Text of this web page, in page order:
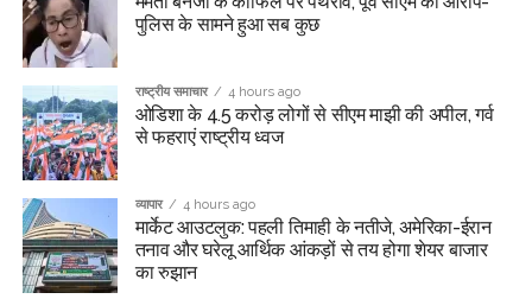
पुलिस के सामने हुआ सब कुछ
राष्ट्रीय समाचार 4 hours ago
ओडिशा के 4.5 करोड़ लोगों से सीएम माझी की अपील, गर्व
से फहराएं राष्ट्रीय ध्वज
व्यापार 4 hours ago
मार्केट आउटलुक: पहली तिमाही के नतीजे, अमेरिका-ईरान
तनाव और घरेलू आर्थिक आंकड़ों से तय होगा शेयर बाजार
का रुझान